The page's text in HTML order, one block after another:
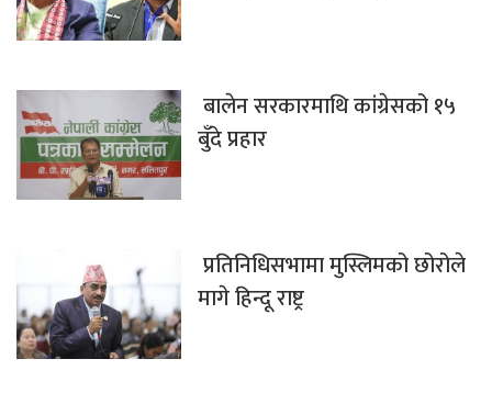
बालेन सरकारमाथि कांग्रेसको १५
बुँदे प्रहार
प्रतिनिधिसभामा मुस्लिमको छोरोले
मागे हिन्दू राष्ट्र